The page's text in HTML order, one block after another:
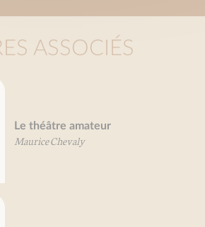
ASSOCIÉS
théâtre amateur
Chevaly